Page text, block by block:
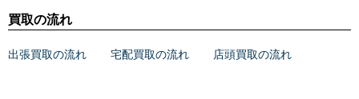
買取の流れ
出張買取の流れ 宅配買取の流れ 店頭買取の流れ